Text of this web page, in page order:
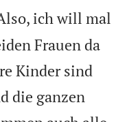
ich will mal
Frauen da
Kinder sind
die ganzen